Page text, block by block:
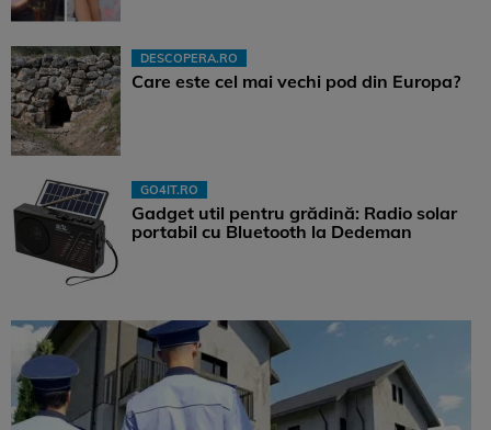
DESCOPERA.RO
Care este cel mai vechi pod din Europa?
GO4IT.RO
Gadget util pentru grădină: Radio solar
portabil cu Bluetooth la Dedeman